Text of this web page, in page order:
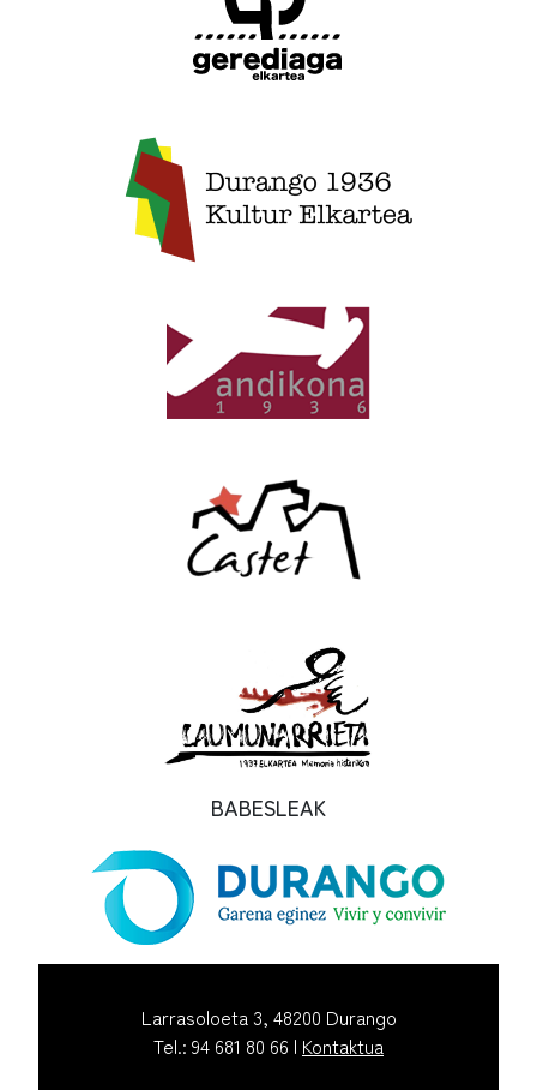
BABESLEAK
Larrasoloeta 3, 48200 Durango
Tel.: 94 681 80 66 | Kontaktua